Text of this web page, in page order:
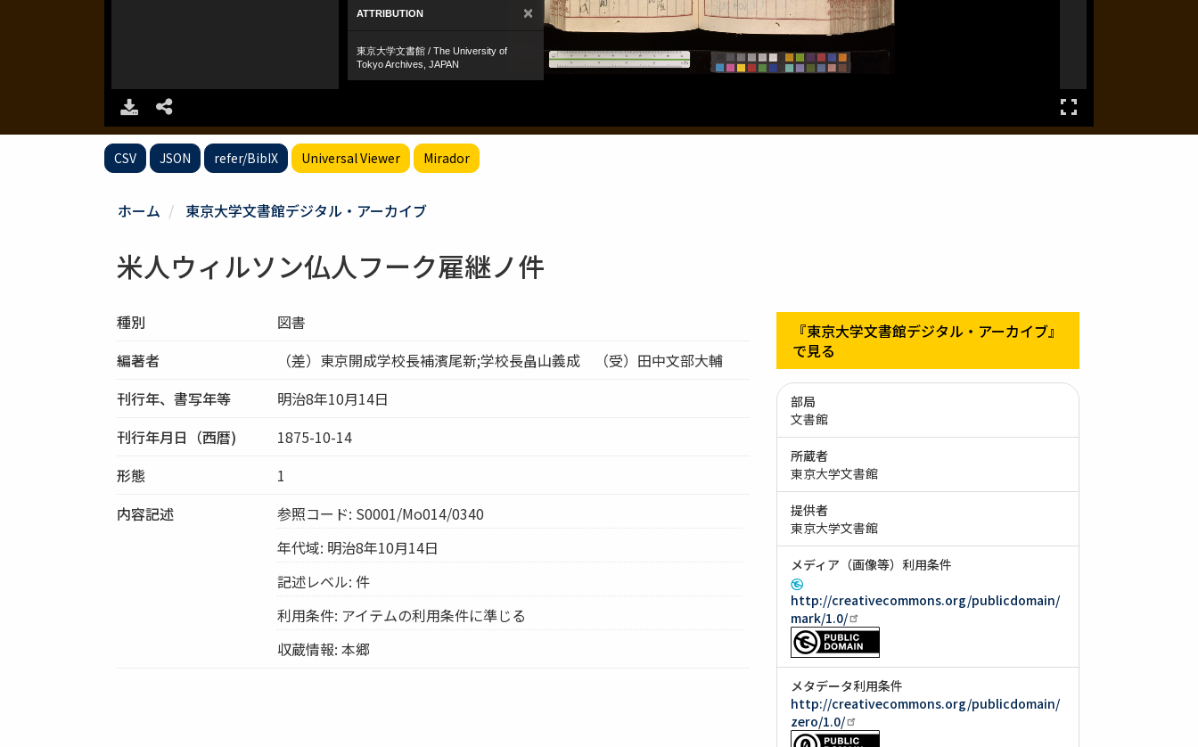
CSV JSON refer/BibIX Universal Viewer Mirador
ホーム 東京大学文書館デジタル・アーカイブ
米人ウィルソン仏人フーク雇継ノ件
種別
図書
編著者
（差）東京開成学校長補濱尾新;学校長畠山義成 （受）田中文部大輔
刊行年、書写年等
明治8年10月14日
刊行年月日（西暦)
1875-10-14
形態
1
内容記述
参照コード: S0001/Mo014/0340
年代域: 明治8年10月14日
記述レベル: 件
利用条件: アイテムの利用条件に準じる
収蔵情報: 本郷
『東京大学文書館デジタル・アーカイブ』
で見る
部局
文書館
所蔵者
東京大学文書館
提供者
東京大学文書館
メディア（画像等）利用条件
http://creativecommons.org/publicdomain/
mark/1.0/
メタデータ利用条件
http://creativecommons.org/publicdomain/
zero/1.0/